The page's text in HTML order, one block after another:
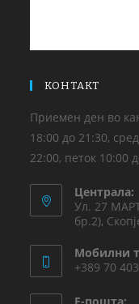
КОНТАКТ
Приемен ден во
18:00 до 21:30,
22:00, петок 10:00
Централа:
Ул. 27
бр.2),
Мобилни
+389 70
Е-пошта: